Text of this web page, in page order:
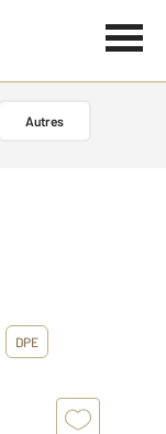
Autres
DPE